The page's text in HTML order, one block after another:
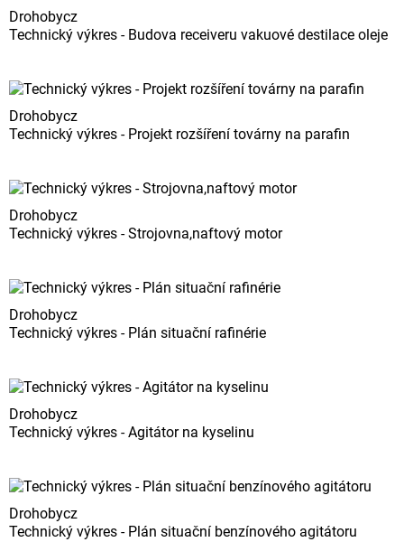
Drohobycz
Technický výkres - Budova receiveru vakuové destilace oleje
Drohobycz
Technický výkres - Projekt rozšíření továrny na parafin
Drohobycz
Technický výkres - Strojovna,naftový motor
Drohobycz
Technický výkres - Plán situační rafinérie
Drohobycz
Technický výkres - Agitátor na kyselinu
Drohobycz
Technický výkres - Plán situační benzínového agitátoru